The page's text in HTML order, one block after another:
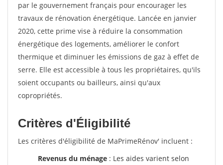
par le gouvernement français pour encourager les
travaux de rénovation énergétique. Lancée en janvier
2020, cette prime vise à réduire la consommation
énergétique des logements, améliorer le confort
thermique et diminuer les émissions de gaz à effet de
serre. Elle est accessible à tous les propriétaires, qu'ils
soient occupants ou bailleurs, ainsi qu'aux
copropriétés.
Critères d'Éligibilité
Les critères d'éligibilité de MaPrimeRénov' incluent :
Revenus du ménage : Les aides varient selon